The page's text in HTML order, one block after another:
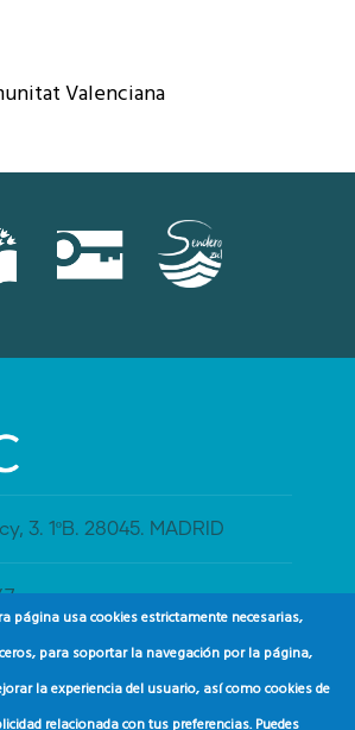
Valenciana
3. 1ºB. 28045. MADRID
página usa cookies estrictamente necesarias,
para soportar la navegación por la página,
la experiencia del usuario, así como cookies de
relacionada con tus preferencias. Puedes